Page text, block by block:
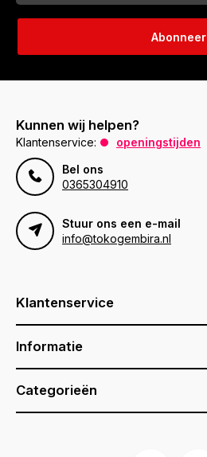
Abonneer
Kunnen wij helpen?
Klantenservice:
openingstijden
Bel ons
0365304910
Stuur ons een e-mail
info@tokogembira.nl
Klantenservice
Informatie
Categorieën